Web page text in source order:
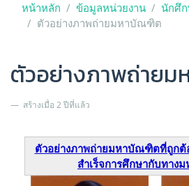
หน้าหลัก ข้อมูลหน่วยงาน
นักศึ
ตัวอย่างภาพถ่ายมหาบัณฑิต
ตัวอย่างภาพถ่าย
สร้างเมื่อ 2 ปีที่แล้ว
ตัวอย่างภาพถ่ายมหาบัณฑิตที่ถูกต้
สำเร็จการศึกษากับทาง